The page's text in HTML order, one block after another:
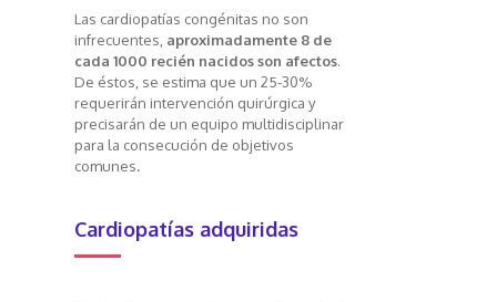
Las cardiopatías congénitas no son
infrecuentes,aproximadamente 8 de
cada 1000 recién nacidos son afectos.
De éstos, se estima que un 25-30%
requerirán intervención quirúrgica y
precisarán de un equipo multidisciplinar
para la consecución de objetivos
comunes.
Cardiopatías adquiridas